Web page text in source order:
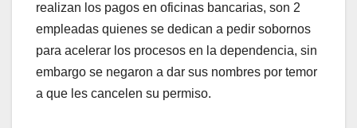
realizan los pagos en oficinas bancarias, son 2
empleadas quienes se dedican a pedir sobornos
para acelerar los procesos en la dependencia, sin
embargo se negaron a dar sus nombres por temor
a que les cancelen su permiso.